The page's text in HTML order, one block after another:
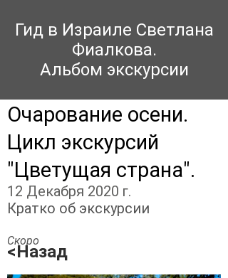
Гид в Израиле Светлана
Фиалкова.
Альбом экскурсии
Очарование осени.
Цикл экскурсий
"Цветущая страна".
12 Декабря 2020 г.
Кратко об экскурсии
Скоро
<Назад